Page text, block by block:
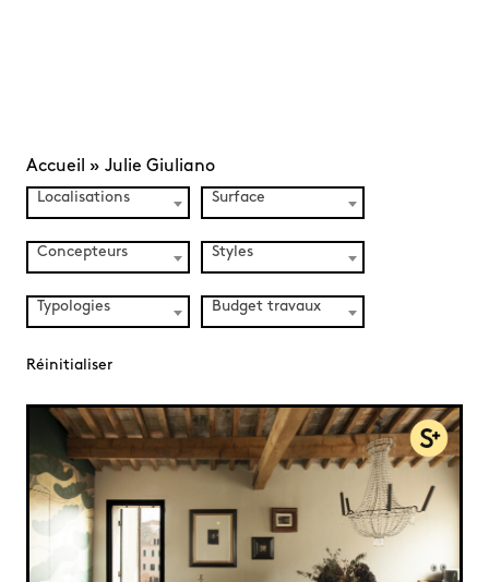
Accueil » Julie Giuliano
Localisations Surface
Concepteurs Styles
Typologies Budget travaux
Réinitialiser